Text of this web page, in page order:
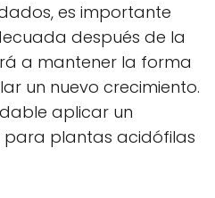
es importante
después de la
a mantener la forma
un nuevo crecimiento.
aplicar un
para plantas acidófilas